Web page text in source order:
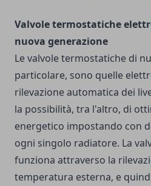
Valvole termostatiche
nuova generazione
Le valvole termostatiche di
particolare, sono quelle
rilevazione automatica dei
la possibilità, tra l'altro, di
energetico impostando con
ogni singolo radiatore. La
funziona attraverso la
temperatura esterna, e